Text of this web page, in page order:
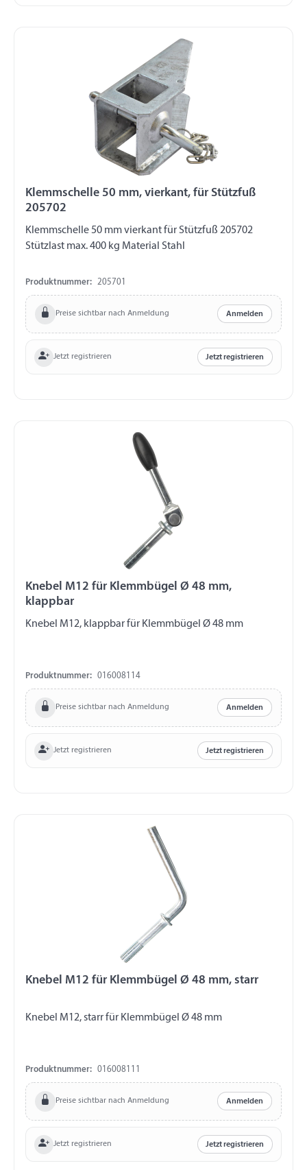
Klemmschelle 50 mm, vierkant, für Stützfuß
205702
Klemmschelle 50 mm vierkant für Stützfuß 205702
Stützlast max. 400 kg Material Stahl
Produktnummer: 205701
Preise sichtbar nach Anmeldung Anmelden
Jetzt registrieren Jetzt registrieren
Knebel M12 für Klemmbügel Ø 48 mm,
klappbar
Knebel M12, klappbar für Klemmbügel Ø 48 mm
Produktnummer: 016008114
Preise sichtbar nach Anmeldung Anmelden
Jetzt registrieren Jetzt registrieren
Knebel M12 für Klemmbügel Ø 48 mm, starr
Knebel M12, starr für Klemmbügel Ø 48 mm
Produktnummer: 016008111
Preise sichtbar nach Anmeldung Anmelden
Jetzt registrieren Jetzt registrieren